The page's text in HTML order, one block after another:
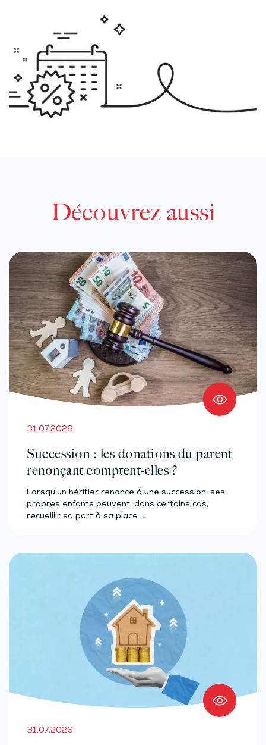
Découvrez aussi
31.07.2026
Succession : les donations du parent
renonçant comptent-elles ?
Lorsqu'un héritier renonce à une succession, ses
propres enfants peuvent, dans certains cas,
recueillir sa part à sa place :…
31.07.2026